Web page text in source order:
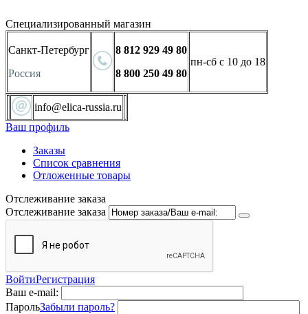
Специализированный магазин
Санкт-Петербург
Россия
8 812 929 49 80
8 800 250 49 80
пн-сб с 10 до 18
info@elica-russia.ru
Ваш профиль
Заказы
Список сравнения
Отложенные товары
Отслеживание заказа
Отслеживание заказа
ВойтиРегистрация
Ваш e-mail:
ПарольЗабыли пароль?